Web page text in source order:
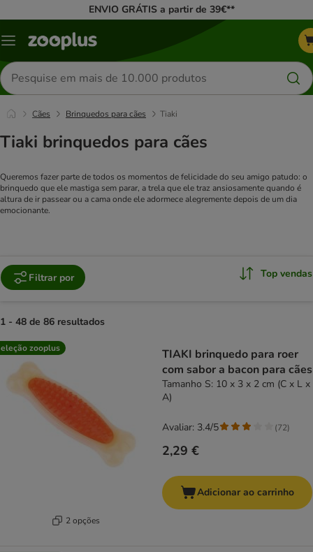
ENVIO GRÁTIS a partir de 39€**
Menu
Pesquisar
produtos
Cães Brinquedos para cães Tiaki
Tiaki brinquedos para cães
Queremos fazer parte de todos os momentos de felicidade do seu amigo patudo: o
brinquedo que ele mastiga sem parar, a trela que ele traz ansiosamente quando é
altura de ir passear ou a cama onde ele adormece alegremente depois de um dia
emocionante.
Filtrar por Top vendas
1 - 48 de 86 resultados
product items have been changed
zooplus
2 opções
TIAKI brinquedo para roer
com sabor a bacon para cães
Tamanho S: 10 x 3 x 2 cm (C x L x
A)
2,29 €
Avaliar: 3.4/5 (72)
Adicionar ao carrinho